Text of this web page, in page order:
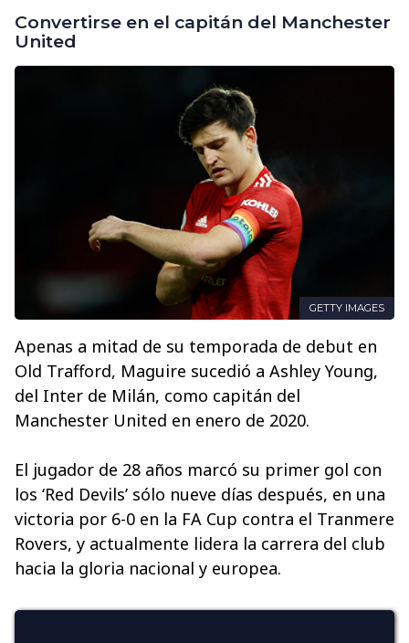
Convertirse en el capitán del Manchester
United
GETTY IMAGES
Apenas a mitad de su temporada de debut en
Old Trafford, Maguire sucedió a Ashley Young,
del Inter de Milán, como capitán del
Manchester United en enero de 2020.
El jugador de 28 años marcó su primer gol con
los ‘Red Devils’ sólo nueve días después, en una
victoria por 6-0 en la FA Cup contra el Tranmere
Rovers, y actualmente lidera la carrera del club
hacia la gloria nacional y europea.